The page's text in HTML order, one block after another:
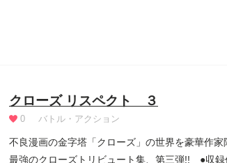
クローズ リスペクト ３
0 バトル・アクション
不良漫画の金字塔「クローズ」の世界を豪華作
最強のクローズトリビュート集、第三弾!! ●